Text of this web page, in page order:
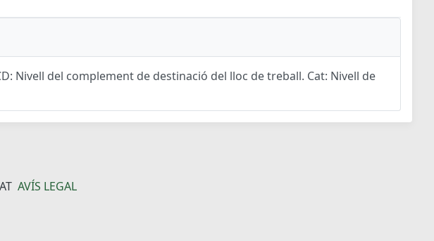
Nivell del complement de destinació del lloc de treball. Cat: Nivell de
AVÍS LEGAL